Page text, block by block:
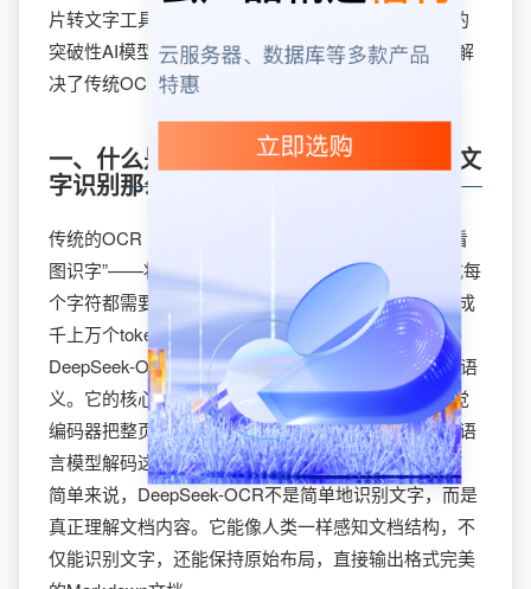
片转文字工具，而是一项基于“上下文光学压缩”技术的
突破性AI模型，它通过视觉模态高效压缩文本信息，解
决了传统OCR技术多年的痛点。
一、什么是DeepSeek-OCR？不仅仅是文
字识别那么简单
传统的OCR（光学字符识别）技术工作原理类似于“看
图识字”——将图像逐行切割，再逐字识别。这种方式每
个字符都需要独立编码，导致处理一页文档就要消耗成
千上万个token，计算效率低下。
DeepSeek-OCR采用了全新的思路：让图像本身承载语
义。它的核心创新在于“光学上下文压缩”，即通过视觉
编码器把整页图像压缩成极少量“视觉token”，然后由语
言模型解码这些token来还原完整文本。
简单来说，DeepSeek-OCR不是简单地识别文字，而是
真正理解文档内容。它能像人类一样感知文档结构，不
仅能识别文字，还能保持原始布局，直接输出格式完美